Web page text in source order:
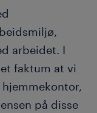
arbeidet. I
faktum at vi
på disse